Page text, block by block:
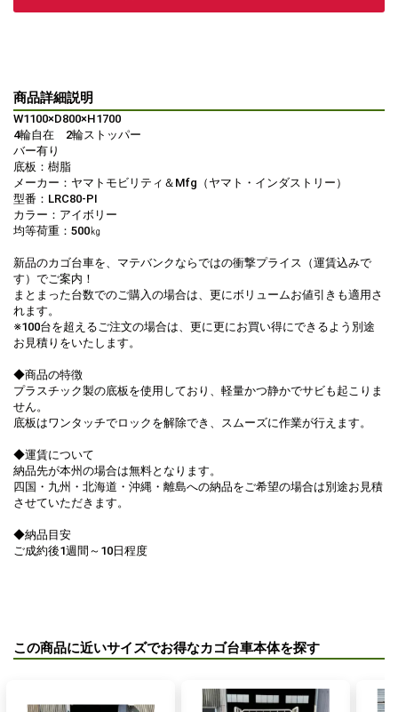
商品詳細説明
W1100×D800×H1700
4輪自在 2輪ストッパー
バー有り
底板：樹脂
メーカー：ヤマトモビリティ＆Mfg（ヤマト・インダストリー）
型番：LRC80-PI
カラー：アイボリー
均等荷重：500㎏
新品のカゴ台車を、マテバンクならではの衝撃プライス（運賃込みで
す）でご案内！
まとまった台数でのご購入の場合は、更にボリュームお値引きも適用さ
れます。
※100台を超えるご注文の場合は、更に更にお買い得にできるよう別途
お見積りをいたします。
◆商品の特徴
プラスチック製の底板を使用しており、軽量かつ静かでサビも起こりま
せん。
底板はワンタッチでロックを解除でき、スムーズに作業が行えます。
◆運賃について
納品先が本州の場合は無料となります。
四国・九州・北海道・沖縄・離島への納品をご希望の場合は別途お見積
させていただきます。
◆納品目安
ご成約後1週間～10日程度
この商品に近いサイズでお得なカゴ台車本体を探す